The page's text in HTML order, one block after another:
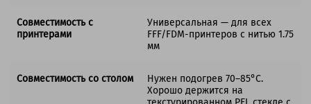
Совместимость с
принтерами
Универсальная — для всех
FFF/FDM-принтеров с нитью 1.75
мм
Совместимость со столом
Нужен подогрев 70–85°C.
Хорошо держится на